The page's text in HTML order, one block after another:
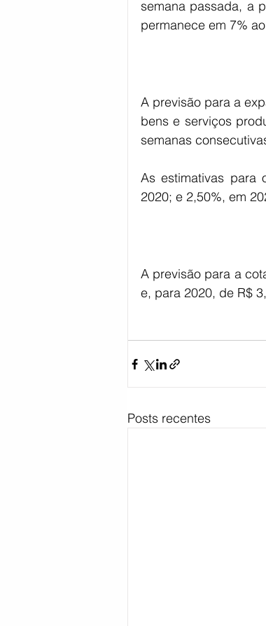
semana passada, a
permanece em 7%
A previsão para a
bens e serviços
semanas
As estimativas para
2020; e 2,50%, em
A previsão para a
e, para 2020, de R$
Posts recentes